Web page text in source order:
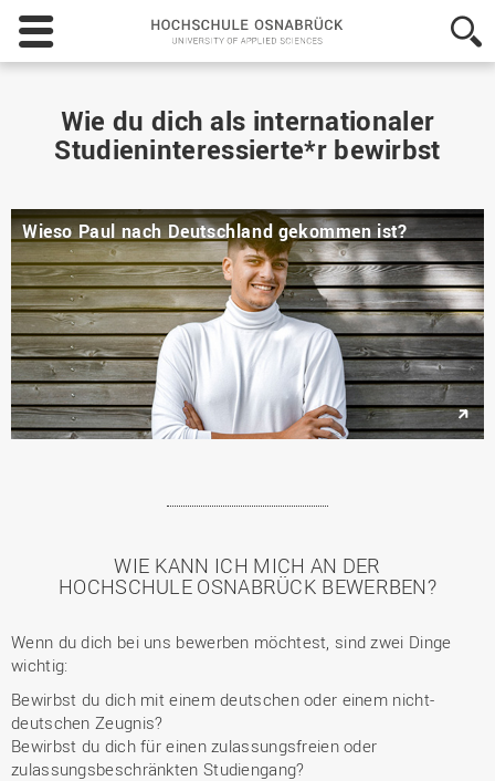
Hochschule
Osnabrück
-
Applied
Sciences
Wie du dich als internationaler
Studieninteressierte*r bewirbst
Wieso Paul nach Deutschland gekommen ist?
WIE KANN ICH MICH AN DER
HOCHSCHULE OSNABRÜCK BEWERBEN?
Wenn du dich bei uns bewerben möchtest, sind zwei Dinge
wichtig:
Bewirbst du dich mit einem deutschen oder einem nicht-
deutschen Zeugnis?
Bewirbst du dich für einen zulassungsfreien oder
zulassungsbeschränkten Studiengang?